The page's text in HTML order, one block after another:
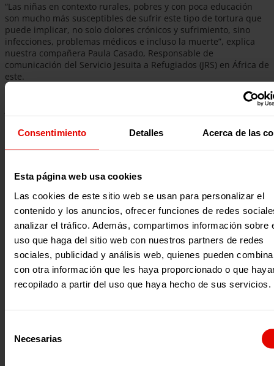
Consentimiento Detalles Acerca de las
Esta página web usa cookies
Las cookies de este sitio web se usan para personalizar el
contenido y los anuncios, ofrecer funciones de redes
analizar el tráfico. Además, compartimos información sobre
uso que haga del sitio web con nuestros partners de redes
sociales, publicidad y análisis web, quienes pueden
con otra información que les haya proporcionado o que
recopilado a partir del uso que haya hecho de sus servicios.
Necesarias
“Las niñas en contexto rurales, pobres y con poca educación
son mucho más susceptibles de sufrir este tipo de tortura que
puede implicar, no solo dolores crónicos y sufrimiento, sino
infecciones, problemas médicos e incluso la muerte”, explica
nuestra compañera Paula Casado, Responsable de
comunicación del Servicio Jesuita a Refugiados (JRS) en África de
este.
trabajamos, junto al
reivindicarlos. Queremos escuchar sus voces que gritan que